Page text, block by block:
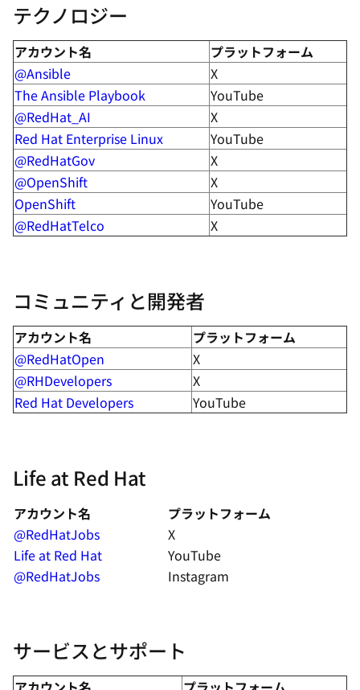
テクノロジー
アカウント名
プラットフォーム
@Ansible
X
The Ansible Playbook
YouTube
@RedHat_AI
X
Red Hat Enterprise Linux
YouTube
@RedHatGov
X
@OpenShift
X
OpenShift
YouTube
@RedHatTelco
X
コミュニティと開発者
アカウント名
プラットフォーム
@RedHatOpen
X
@RHDevelopers
X
Red Hat Developers
YouTube
Life at Red Hat
アカウント名
プラットフォーム
@RedHatJobs
X
Life at Red Hat
YouTube
@RedHatJobs
Instagram
サービスとサポート